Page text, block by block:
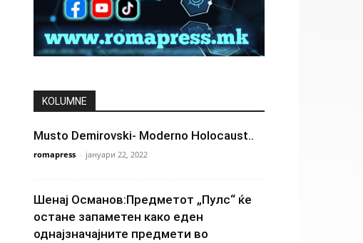
KOLUMNE
Musto Demirovski- Moderno Holocaust..
romapress - јануари 22, 2022
Шенај Османов:Предметот „Пулс“ ќе
остане запаметен како еден
однајзначајните предмети во